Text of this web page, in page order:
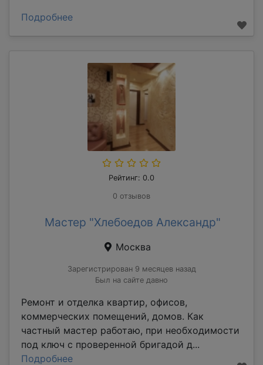
Подробнее
Рейтинг: 0.0
0 отзывов
Мастер "Хлебоедов Александр"
Москва
Зарегистрирован 9 месяцев назад
Был на сайте давно
Ремонт и отделка квартир, офисов,
коммерческих помещений, домов. Как
частный мастер работаю, при необходимости
под ключ с проверенной бригадой д...
Подробнее